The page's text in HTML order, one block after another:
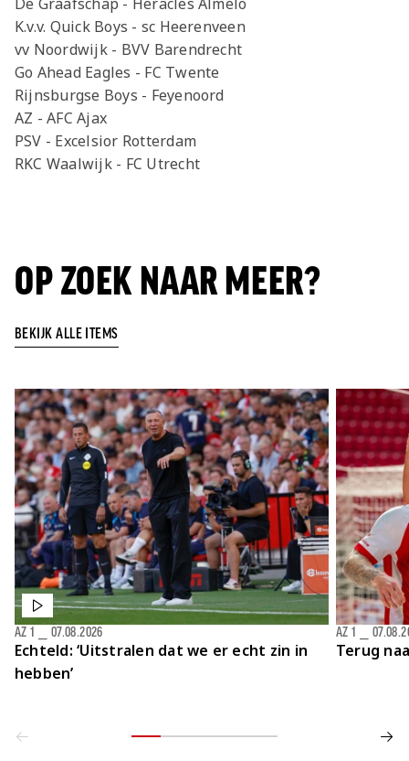
K.v.v. Quick Boys - sc Heerenveen
vv Noordwijk - BVV Barendrecht
Go Ahead Eagles - FC Twente
Rijnsburgse Boys - Feyenoord
AZ - AFC Ajax
PSV - Excelsior Rotterdam
RKC Waalwijk - FC Utrecht
OP ZOEK NAAR MEER?
BEKIJK ALLE ITEMS
Echteld: ‘Uitstralen dat we er echt zin in
hebben’
AZ 1 07.08.2026
Terug
AZ 1